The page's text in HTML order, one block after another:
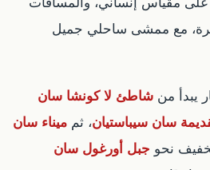
مع ممشى ساحلي جميل
يبدأ من شاطئ لا كونشا سان
سان سيباستيان، ثم ميناء سان
نحو جبل أورغول سان